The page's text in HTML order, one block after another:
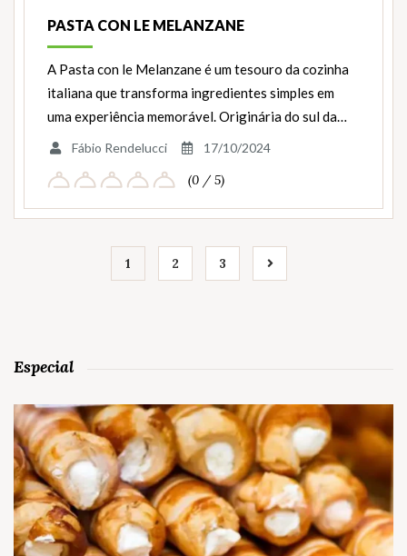
PASTA CON LE MELANZANE
A Pasta con le Melanzane é um tesouro da cozinha
italiana que transforma ingredientes simples em
uma experiência memorável. Originária do sul da…
Fábio Rendelucci 17/10/2024
(0 / 5)
1 2 3
Especial